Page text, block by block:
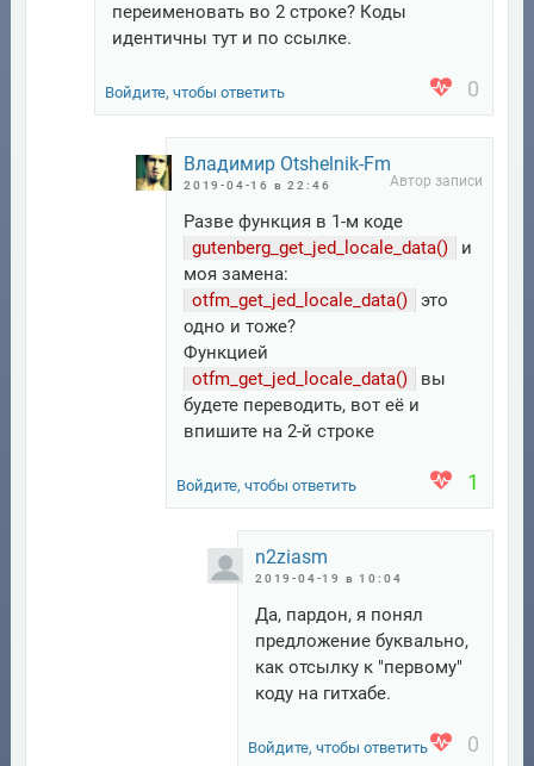
переименовать во 2 строке? Коды
идентичны тут и по ссылке.
0
Войдите, чтобы ответить
Владимир Otshelnik-Fm
2019-04-16 в 22:46
Разве функция в 1-м коде
gutenberg_get_jed_locale_data()
и
моя замена:
otfm_get_jed_locale_data()
это
одно и тоже?
Функцией
otfm_get_jed_locale_data()
вы
будете переводить, вот её и
впишите на 2-й строке
1
Войдите, чтобы ответить
n2ziasm
2019-04-19 в 10:04
Да, пардон, я понял
предложение буквально,
как отсылку к "первому"
коду на гитхабе.
0
Войдите, чтобы ответить